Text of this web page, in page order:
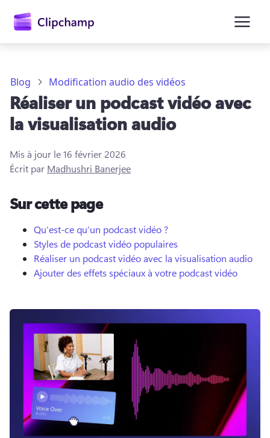
principal
Blog Modification audio des vidéos
Réaliser un podcast vidéo avec
la visualisation audio
Mis à jour le16 février 2026
Écrit par Madhushri Banerjee
Sur cette page
Qu’est-ce qu’un podcast vidéo ?
Styles de podcast vidéo populaires
Réaliser un podcast vidéo avec la visualisation audio
Ajouter des effets spéciaux à votre podcast vidéo